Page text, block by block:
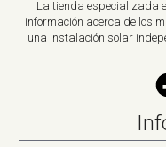
La tienda especializada
información acerca de los
una instalación solar